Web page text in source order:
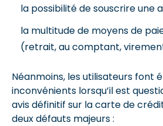
la possibilité de souscrire une
la multitude de moyens de
(retrait, au comptant,
Néanmoins, les utilisateurs font
inconvénients lorsqu’il est
avis définitif sur la carte de
deux défauts majeurs :